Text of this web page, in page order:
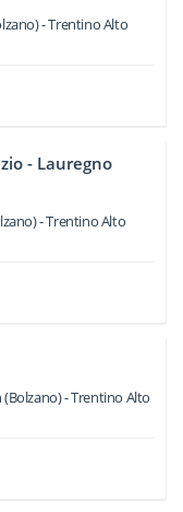
-Trentino Alto
- Lauregno
-Trentino Alto
(Bolzano) -Trentino Alto